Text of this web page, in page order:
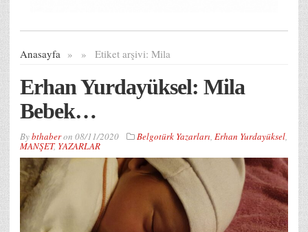
Anasayfa » Etiket arşivi:
» Mila
Erhan Yurdayüksel: Mila
Bebek…
Bybthaberon 08/11/2020 Belgotürk Yazarları, Erhan Yurdayüksel,
MANŞET, YAZARLAR